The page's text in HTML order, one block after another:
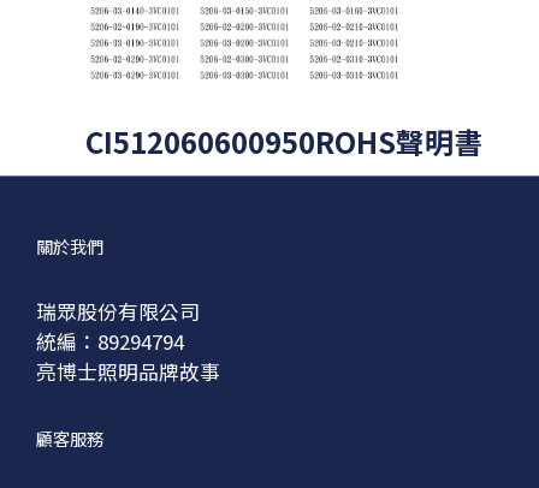
CI512060600950ROHS聲明書
關於我們
瑞眾股份有限公司
統編：89294794
亮博士照明品牌故事
顧客服務